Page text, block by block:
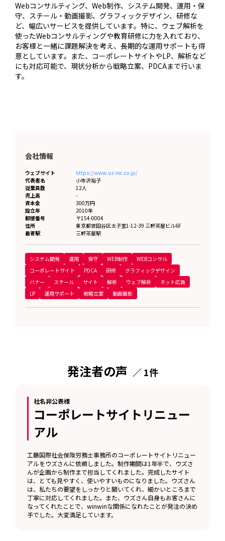
Webコンサルティング、Web制作、システム開発、運用・保
守、スチール・動画撮影、グラフィックデザイン、研修な
ど、幅広いサービスを提供しています。特に、ウェブ解析を
使ったWebコンサルティングや教育研修に力を入れており、
お客様と一緒に課題解決を考え、長期的な運用サポートも得
意としています。また、コーポレートサイトやLP、解析など
にも対応可能で、現状分析から戦略立案、PDCAまで行いま
す。
会社情報
ウェブサイト
https://www.uz-inc.co.jp/
代表者名
小寺沢裕子
従業員数
12人
売上高
-
資本金
300万円
設立年
2010年
郵便番号
〒154-0004
住所
東京都世田谷区太子堂1-12-39 三軒茶屋ビル6F
最寄駅
三軒茶屋駅
システム開発 運用 保守 WEB制作
WEBコンサル
コーポレートサイト
PDCA 研修
グラフィックデザイン
バナー
スチール サイト 解析 ウェブ解析
ネット広告
LP
運用サポート 戦略立案 動画撮影
発注者の声 ／ 1件
社名非公表様
コーポレートサイトリニュー
アル
工藤国際社会保険労務士事務所のコーポレートサイトリニュー
アルをウズさんに依頼しました。制作期間は1年半で、ウズさ
んが企画から制作まで担当してくれました。完成したサイト
は、とても見やすく、使いやすいものになりました。ウズさん
は、私たちの要望をしっかりと聞いてくれ、細かいところまで
丁寧に対応してくれました。また、ウズさん自身もお客さんに
なってくれたことで、winwinな関係になれたことが発注の決め
手でした。大変満足しています。